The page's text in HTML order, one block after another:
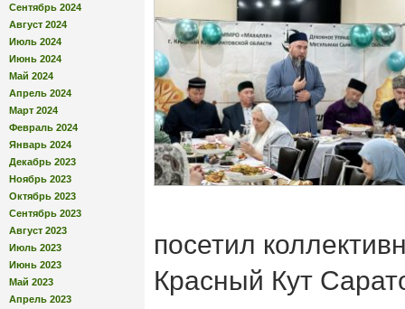
Сентябрь 2024
Август 2024
Июль 2024
Июнь 2024
Май 2024
Апрель 2024
Март 2024
Февраль 2024
Январь 2024
Декабрь 2023
Ноябрь 2023
Октябрь 2023
Сентябрь 2023
Август 2023
Июль 2023
Июнь 2023
Май 2023
Апрель 2023
посетил
Красный Кут